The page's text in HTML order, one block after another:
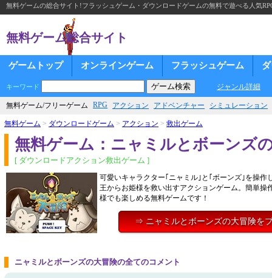
無料ゲームの総合サイト!フラッシュゲーム・ダウンロードゲームの無料で遊べる人気
無料ゲーム総合サイト
ゲームトップ オンラインゲーム フラッシュゲーム
キーワード ジャンル詳細
無料ゲーム/フリーゲーム RPG アクション アドベンチャー シミュレーション
無料ゲーム > ダウンロードゲーム > アクション > 救出ゲーム
無料ゲーム：ニャミルとボーンズ
[ ダウンロードアクション救出ゲーム ]
可愛いキャラクター｢ニャミル｣と｢ボーンズ｣を操作
王からお姫様を救い出すアクションゲーム。簡単操
様でも楽しめる無料ゲームです！
⇒ ニャミルとボーンズの大冒険を
ニャミルとボーンズの大冒険の全てのコメント